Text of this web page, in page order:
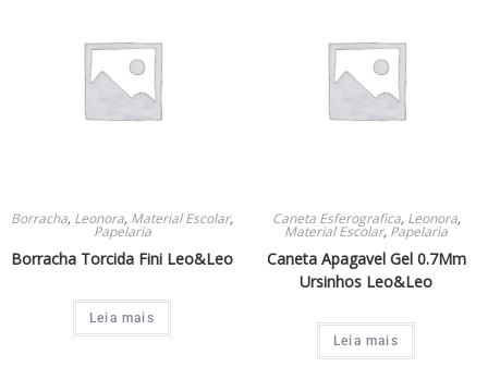
Borracha, Leonora, Material Escolar,
Papelaria
Borracha Torcida Fini Leo&Leo
Leia mais
Caneta Esferografica, Leonora,
Material Escolar, Papelaria
Caneta Apagavel Gel 0.7Mm
Ursinhos Leo&Leo
Leia mais